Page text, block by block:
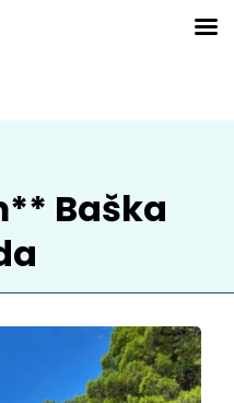
Baška